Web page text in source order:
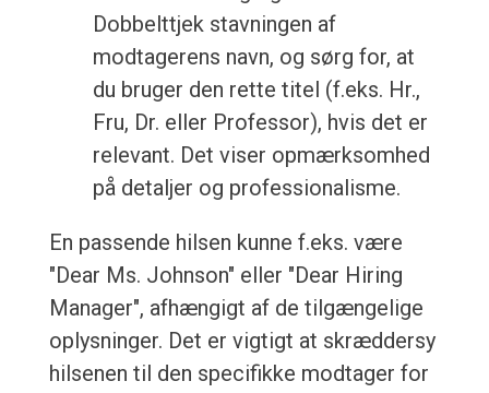
Dobbelttjek stavningen af
modtagerens navn, og sørg for, at
du bruger den rette titel (f.eks. Hr.,
Fru, Dr. eller Professor), hvis det er
relevant. Det viser opmærksomhed
på detaljer og professionalisme.
En passende hilsen kunne f.eks. være
"Dear Ms. Johnson" eller "Dear Hiring
Manager", afhængigt af de tilgængelige
oplysninger. Det er vigtigt at skræddersy
hilsenen til den specifikke modtager for